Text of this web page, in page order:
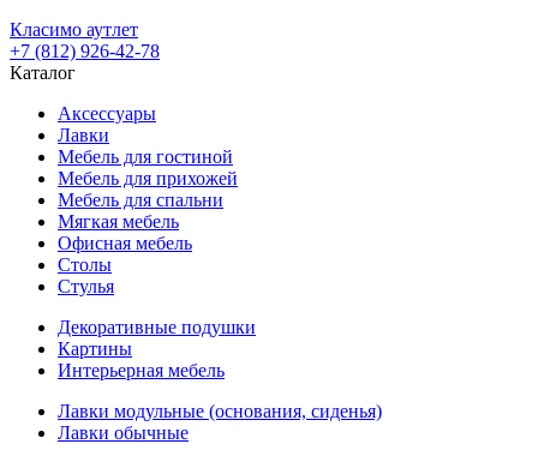
Класимо аутлет
+7 (812) 926-42-78
Каталог
Аксессуары
Лавки
Мебель для гостиной
Мебель для прихожей
Мебель для спальни
Мягкая мебель
Офисная мебель
Столы
Стулья
Декоративные подушки
Картины
Интерьерная мебель
Лавки модульные (основания, сиденья)
Лавки обычные